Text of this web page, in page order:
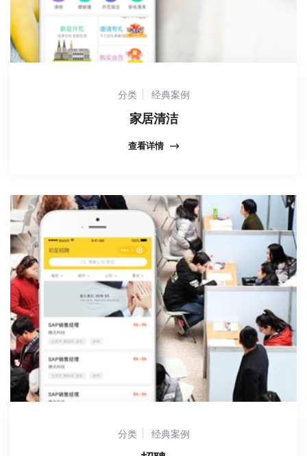
分类 经典案例
家居清洁
查看详情
分类 经典案例